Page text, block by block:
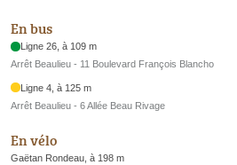
En bus
Ligne 26, à 109 m
Arrêt Beaulieu - 11 Boulevard François Blancho
Ligne 4, à 125 m
Arrêt Beaulieu - 6 Allée Beau Rivage
En vélo
Gaëtan Rondeau, à 198 m